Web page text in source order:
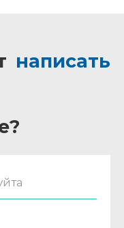
написать